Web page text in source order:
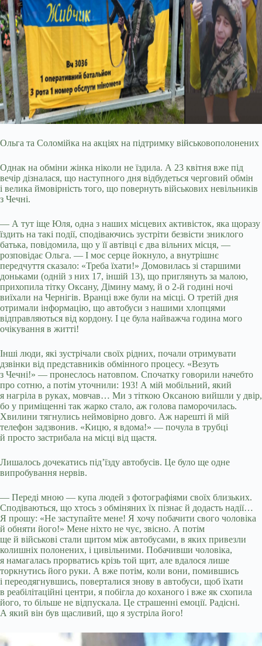
Ольга та Соломійка на акціях на підтримку військовополонених
Однак на обміни жінка ніколи не їздила. А 23 квітня вже під
вечір дізналася, що наступного дня відбудеться черговий обмін
і велика ймовірність того, що повернуть військових невільників
з Чечні.
— А тут іще Юля, одна з наших місцевих активісток, яка щоразу
їздить на такі події, сподіваючись зустріти безвісти зниклого
батька, повідомила, що у її автівці є два вільних місця, —
розповідає Ольга. — І моє серце йокнуло, а внутрішнє
передчуття сказало: «Треба їхати!» Домовилась зі старшими
доньками (одній з них 17, іншій 13), що приглянуть за малою,
прихопила тітку Оксану, Дімину маму, й о 2-й годині ночі
виїхали на Чернігів. Вранці вже були на місці. О третій дня
отримали інформацію, що автобуси з нашими хлопцями
відправляються від кордону. І це була найважча година мого
очікування в житті!
Інші люди, які зустрічали своїх рідних, почали отримувати
дзвінки від представників обмінного процесу. «Везуть
з Чечні!» — пронеслось натовпом. Спочатку говорили начебто
про сотню, а потім уточнили: 193! А мій мобільний, який
я нагріла в руках, мовчав… Ми з тіткою Оксаною вийшли у двір,
бо у приміщенні так жарко стало, аж голова паморочилась.
Хвилини тягнулись неймовірно довго. Аж нарешті й мій
телефон задзвонив. «Кицю, я вдома!» — почула в трубці
й просто застрибала на місці від щастя.
Лишалось дочекатись під’їзду автобусів. Це було ще одне
випробування нервів.
— Переді мною — купа людей з фотографіями своїх близьких.
Сподіваються, що хтось з обміняних їх пізнає й додасть надії…
Я прошу: «Не заступайте мене! Я хочу побачити свого чоловіка
й обняти його!» Мене ніхто не чує, звісно. А потім
ще й військові стали щитом між автобусами, в яких привезли
колишніх полонених, і цивільними. Побачивши чоловіка,
я намагалась прорватись крізь той щит, але вдалося лише
торкнутись його руки. А вже потім, коли вони, помившись
і переодягнувшись, поверталися знову в автобуси, щоб їхати
в реабілітаційні центри, я побігла до коханого і вже як схопила
його, то більше не відпускала. Це страшенні емоції. Радісні.
А який він був щасливий, що я зустріла його!